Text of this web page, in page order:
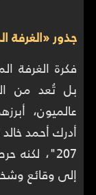
جذور «الغرفة
فكرة الغرفة
بل تُعد من
أدرك أحمد
207"،
إلى وقائع